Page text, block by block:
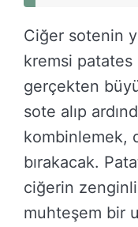
Ciğer sotenin
kremsi
gerçekten
sote alıp
kombinlemek,
bırakacak.
ciğerin
muhteşem bir